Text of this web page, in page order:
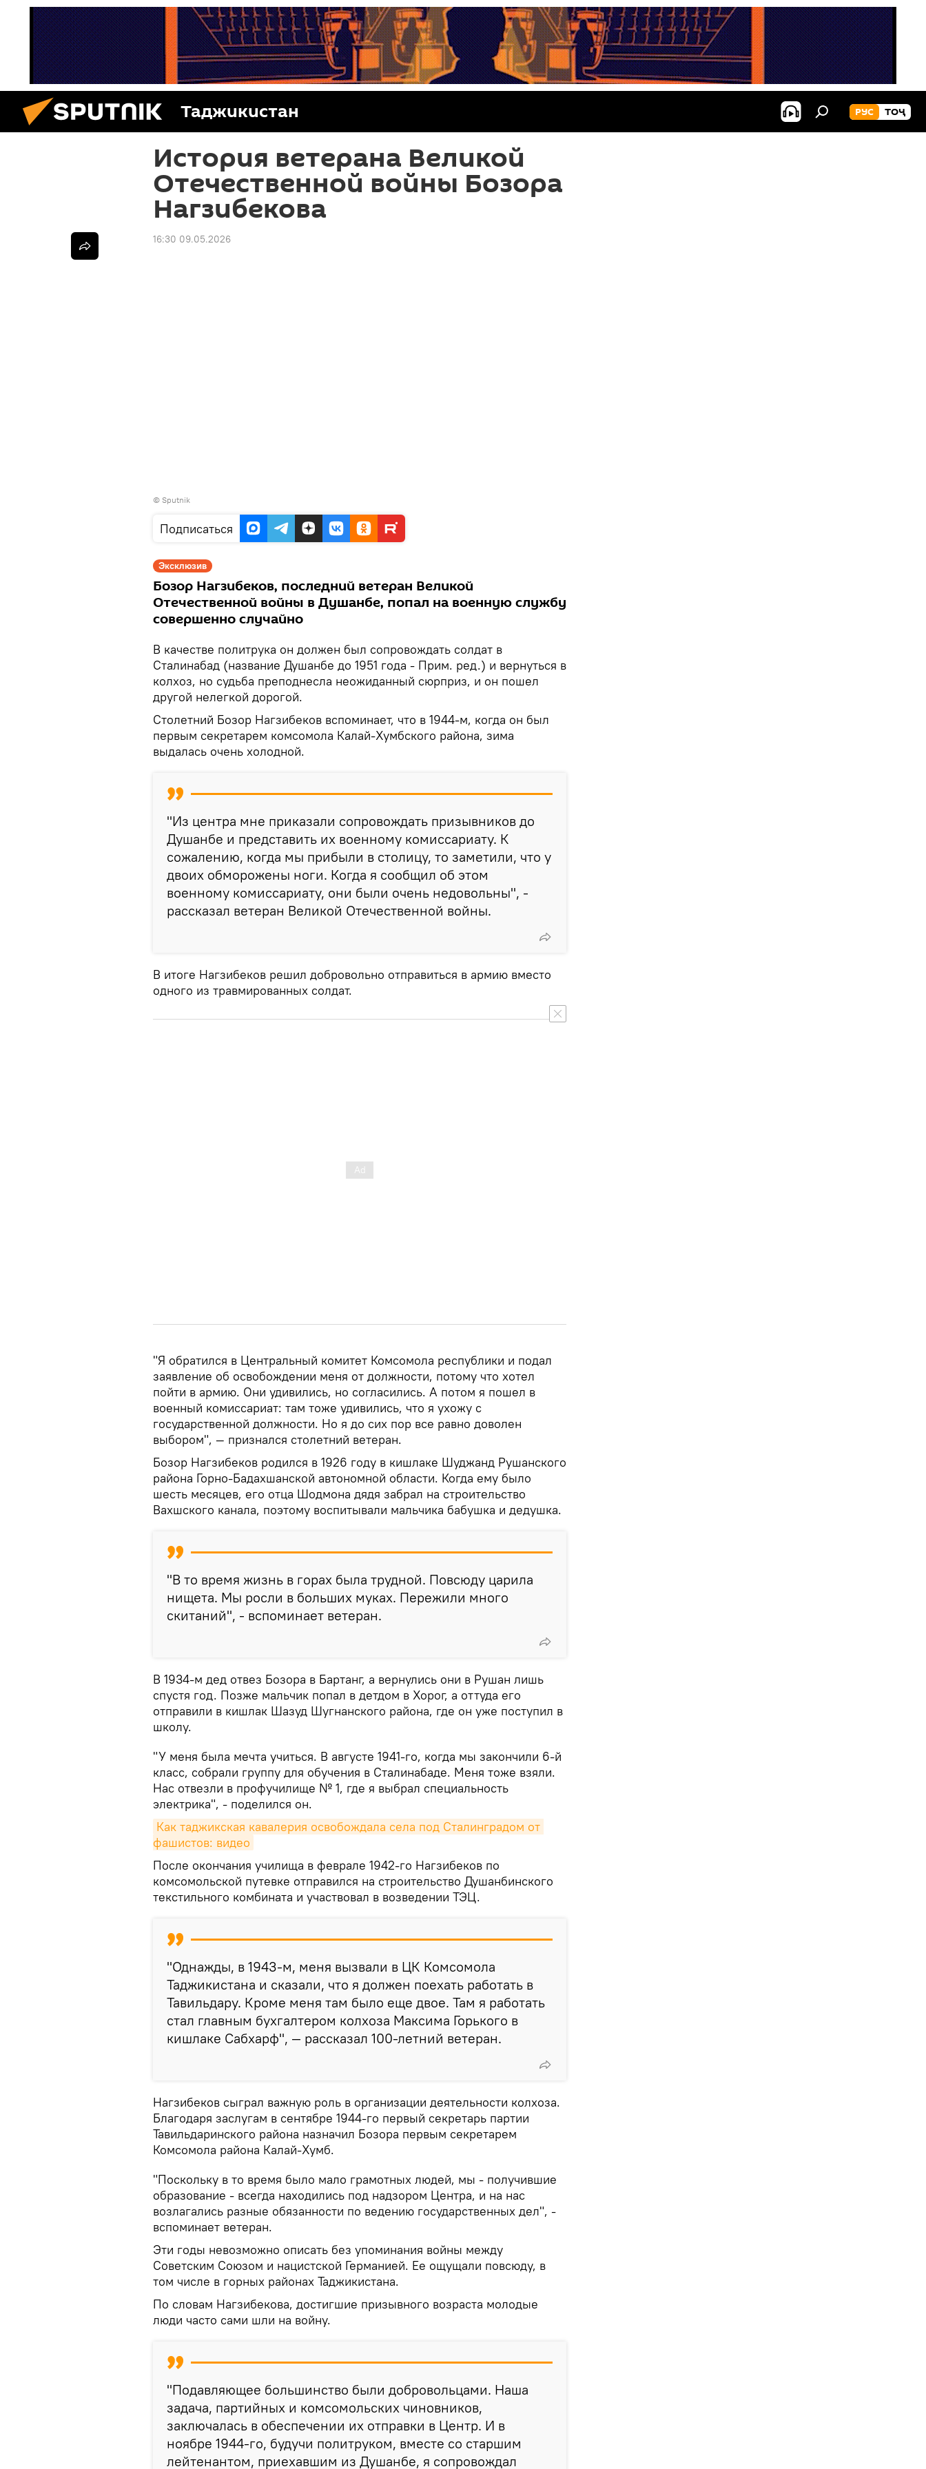
Таджикистан РУС ТОҶ
История ветерана Великой
Отечественной войны Бозора
Нагзибекова
16:30 09.05.2026
© Sputnik
Подписаться
Эксклюзив
Бозор Нагзибеков, последний ветеран Великой
Отечественной войны в Душанбе, попал на военную службу
совершенно случайно
В качестве политрука он должен был сопровождать солдат в
Сталинабад (название Душанбе до 1951 года - Прим. ред.) и вернуться в
колхоз, но судьба преподнесла неожиданный сюрприз, и он пошел
другой нелегкой дорогой.
Столетний Бозор Нагзибеков вспоминает, что в 1944-м, когда он был
первым секретарем комсомола Калай-Хумбского района, зима
выдалась очень холодной.
"Из центра мне приказали сопровождать призывников до
Душанбе и представить их военному комиссариату. К
сожалению, когда мы прибыли в столицу, то заметили, что у
двоих обморожены ноги. Когда я сообщил об этом
военному комиссариату, они были очень недовольны", -
рассказал ветеран Великой Отечественной войны.
В итоге Нагзибеков решил добровольно отправиться в армию вместо
одного из травмированных солдат.
"Я обратился в Центральный комитет Комсомола республики и подал
заявление об освобождении меня от должности, потому что хотел
пойти в армию. Они удивились, но согласились. А потом я пошел в
военный комиссариат: там тоже удивились, что я ухожу с
государственной должности. Но я до сих пор все равно доволен
выбором", — признался столетний ветеран.
Бозор Нагзибеков родился в 1926 году в кишлаке Шуджанд Рушанского
района Горно-Бадахшанской автономной области. Когда ему было
шесть месяцев, его отца Шодмона дядя забрал на строительство
Вахшского канала, поэтому воспитывали мальчика бабушка и дедушка.
"В то время жизнь в горах была трудной. Повсюду царила
нищета. Мы росли в больших муках. Пережили много
скитаний", - вспоминает ветеран.
В 1934-м дед отвез Бозора в Бартанг, а вернулись они в Рушан лишь
спустя год. Позже мальчик попал в детдом в Хорог, а оттуда его
отправили в кишлак Шазуд Шугнанского района, где он уже поступил в
школу.
"У меня была мечта учиться. В августе 1941-го, когда мы закончили 6-й
класс, собрали группу для обучения в Сталинабаде. Меня тоже взяли.
Нас отвезли в профучилище № 1, где я выбрал специальность
электрика", - поделился он.
Как таджикская кавалерия освобождала села под Сталинградом от
фашистов: видео
После окончания училища в феврале 1942-го Нагзибеков по
комсомольской путевке отправился на строительство Душанбинского
текстильного комбината и участвовал в возведении ТЭЦ.
"Однажды, в 1943-м, меня вызвали в ЦК Комсомола
Таджикистана и сказали, что я должен поехать работать в
Тавильдару. Кроме меня там было еще двое. Там я работать
стал главным бухгалтером колхоза Максима Горького в
кишлаке Сабхарф", — рассказал 100-летний ветеран.
Нагзибеков сыграл важную роль в организации деятельности колхоза.
Благодаря заслугам в сентябре 1944-го первый секретарь партии
Тавильдаринского района назначил Бозора первым секретарем
Комсомола района Калай-Хумб.
"Поскольку в то время было мало грамотных людей, мы - получившие
образование - всегда находились под надзором Центра, и на нас
возлагались разные обязанности по ведению государственных дел", -
вспоминает ветеран.
Эти годы невозможно описать без упоминания войны между
Советским Союзом и нацистской Германией. Ее ощущали повсюду, в
том числе в горных районах Таджикистана.
По словам Нагзибекова, достигшие призывного возраста молодые
люди часто сами шли на войну.
"Подавляющее большинство были добровольцами. Наша
задача, партийных и комсомольских чиновников,
заключалась в обеспечении их отправки в Центр. И в
ноябре 1944-го, будучи политруком, вместе со старшим
лейтенантом, приехавшим из Душанбе, я сопровождал